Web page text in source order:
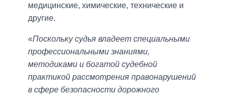
медицинские, химические, технические и
другие.
«Поскольку судья владеет специальными
профессиональными знаниями,
методиками и богатой судебной
практикой рассмотрения правонарушений
в сфере безопасности дорожного